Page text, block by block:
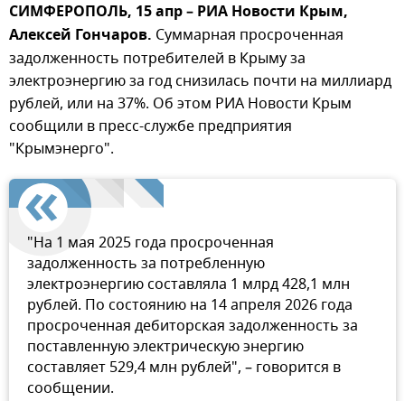
СИМФЕРОПОЛЬ, 15 апр – РИА Новости Крым,
Алексей Гончаров. Суммарная просроченная
задолженность потребителей в Крыму за
электроэнергию за год снизилась почти на миллиард
рублей, или на 37%. Об этом РИА Новости Крым
сообщили в пресс-службе предприятия
"Крымэнерго".
"На 1 мая 2025 года просроченная
задолженность за потребленную
электроэнергию составляла 1 млрд 428,1 млн
рублей. По состоянию на 14 апреля 2026 года
просроченная дебиторская задолженность за
поставленную электрическую энергию
составляет 529,4 млн рублей", – говорится в
сообщении.